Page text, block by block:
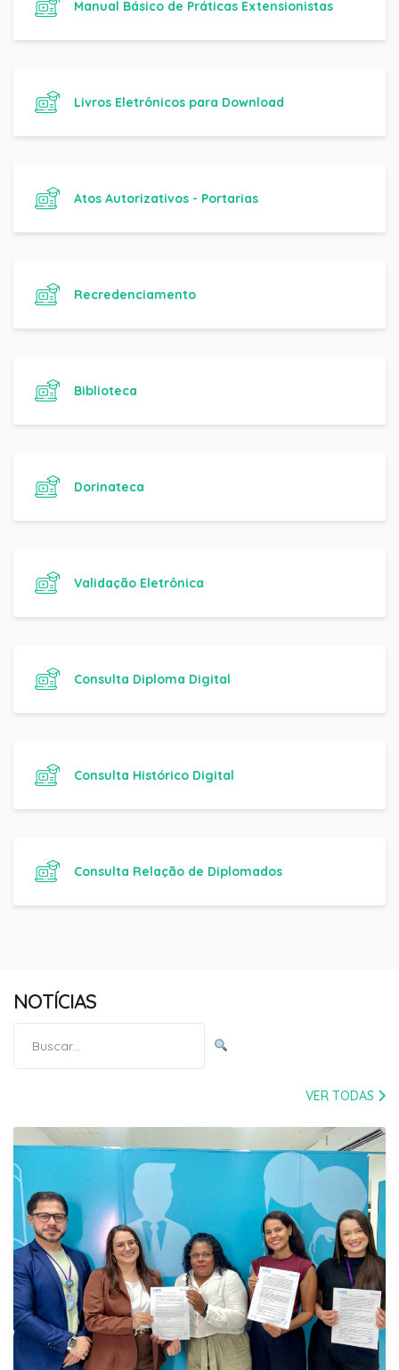
Manual Básico de Práticas Extensionistas
Livros Eletrônicos para Download
Atos Autorizativos - Portarias
Recredenciamento
Biblioteca
Dorinateca
Validação Eletrônica
Consulta Diploma Digital
Consulta Histórico Digital
Consulta Relação de Diplomados
NOTÍCIAS
por:
VER TODAS